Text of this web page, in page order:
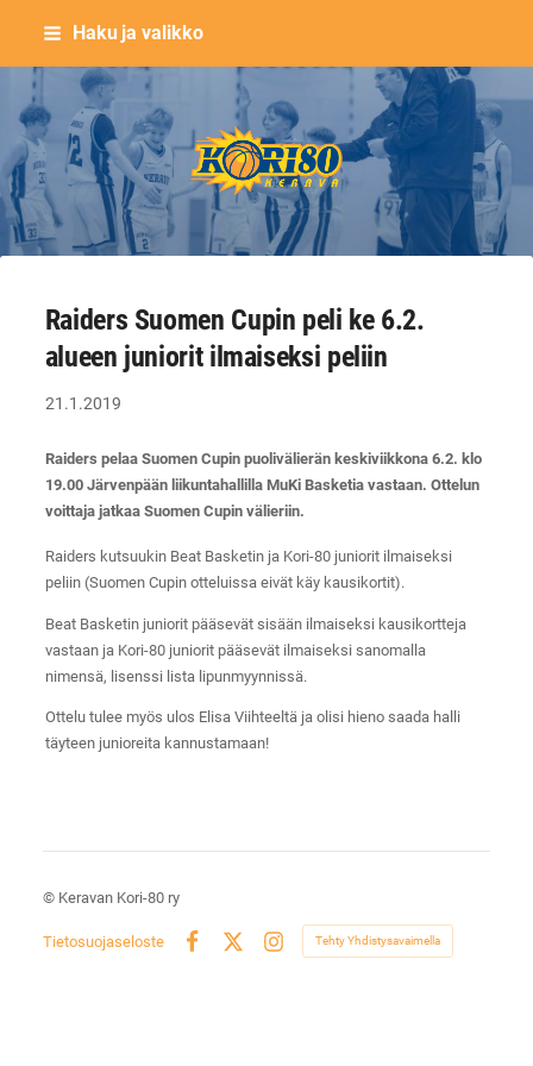
Siirry
sisältöön
Haku ja valikko
Keravan Kori-80 ry
Raiders Suomen Cupin peli ke 6.2.
alueen juniorit ilmaiseksi peliin
21.1.2019
Raiders pelaa Suomen Cupin puolivälierän keskiviikkona 6.2. klo
19.00 Järvenpään liikuntahallilla MuKi Basketia vastaan. Ottelun
voittaja jatkaa Suomen Cupin välieriin.
Raiders kutsuukin Beat Basketin ja Kori-80 juniorit ilmaiseksi
peliin (Suomen Cupin otteluissa eivät käy kausikortit).
Beat Basketin juniorit pääsevät sisään ilmaiseksi kausikortteja
vastaan ja Kori-80 juniorit pääsevät ilmaiseksi sanomalla
nimensä, lisenssi lista lipunmyynnissä.
Ottelu tulee myös ulos Elisa Viihteeltä ja olisi hieno saada halli
täyteen junioreita kannustamaan!
© Keravan Kori-80 ry
Tietosuojaseloste
Instagram
Tehty Yhdistysavaimella